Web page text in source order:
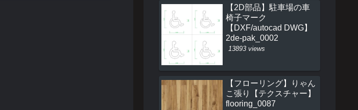
【2D部品】駐車場の車
椅子マーク
【DXF/autocad DWG】
2de-pak_0002
13893 views
【フローリング】りゃん
こ張り【テクスチャー】
flooring_0087